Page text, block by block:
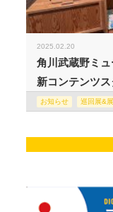
2025.02.20
角川武蔵野ミ
新コンテンツス
お知らせ 巡回展&